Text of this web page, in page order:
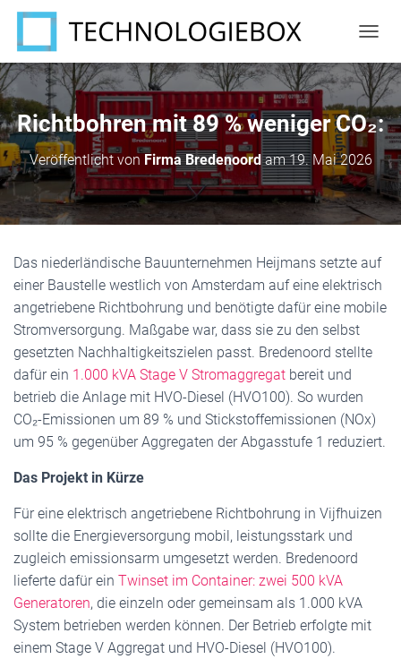
A
V
I
G
A
I
N
U
C
H
A
E
Richtbohren mit 89 % weniger CO₂:
Veröffentlicht von Firma Bredenoordam19. Mai 2026
Das niederländische Bauunternehmen Heijmans setzte auf
einer Baustelle westlich von Amsterdam auf eine elektrisch
angetriebene Richtbohrung und benötigte dafür eine mobile
Stromversorgung. Maßgabe war, dass sie zu den selbst
gesetzten Nachhaltigkeitszielen passt. Bredenoord stellte
dafür ein 1.000 kVA Stage V Stromaggregat bereit und
betrieb die Anlage mit HVO-Diesel (HVO100). So wurden
CO₂-Emissionen um 89 % und Stickstoffemissionen (NOx)
um 95 % gegenüber Aggregaten der Abgasstufe 1 reduziert.
Das Projekt in Kürze
Für eine elektrisch angetriebene Richtbohrung in Vijfhuizen
sollte die Energieversorgung mobil, leistungsstark und
zugleich emissionsarm umgesetzt werden. Bredenoord
lieferte dafür ein Twinset im Container: zwei 500 kVA
Generatoren, die einzeln oder gemeinsam als 1.000 kVA
System betrieben werden können. Der Betrieb erfolgte mit
einem Stage V Aggregat und HVO-Diesel (HVO100).